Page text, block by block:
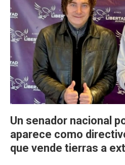
Un senador nacional
aparece como
que vende tierras a